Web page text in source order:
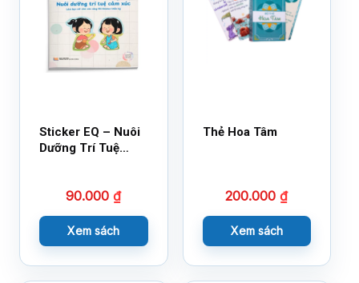
Sticker EQ – Nuôi
Dưỡng Trí Tuệ
Cùng 150 Sticker
90.000₫
Xem sách
Thẻ Hoa Tâm
200.000₫
Xem sách